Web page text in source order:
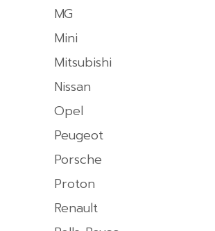
MG
Mini
Mitsubishi
Nissan
Opel
Peugeot
Porsche
Proton
Renault